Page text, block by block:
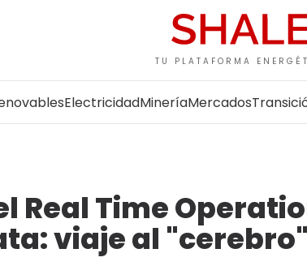
TU PLATAFORMA
ElectricidadMineríaMercados
Real Time
viaje al